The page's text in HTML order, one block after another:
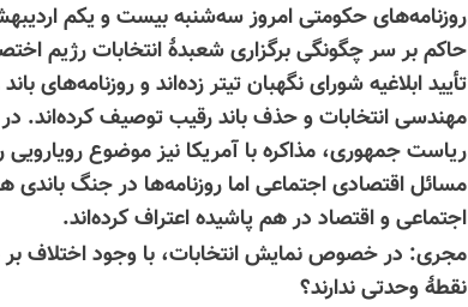
روزنامه‌های حکومتی امروز سه‌شنبه بیست و یکم
حاکم بر سر چگونگی برگزاری شعبدهٔ انتخابات رژیم
تأیید ابلاغیه شورای نگهبان تیتر زده‌اند و روزنامه‌های
مهندسی انتخابات و حذف باند رقیب توصیف کرده‌اند.
ریاست جمهوری، مذاکره با آمریکا نیز موضوع
مسائل اقتصادی اجتماعی اما روزنامه‌ها در جنگ
اجتماعی و اقتصاد در هم پاشیده اعتراف کرده‌اند.
مجری: در خصوص نمایش انتخابات، با وجود اختلاف بر
نقطهٔ وحدتی ندارند؟